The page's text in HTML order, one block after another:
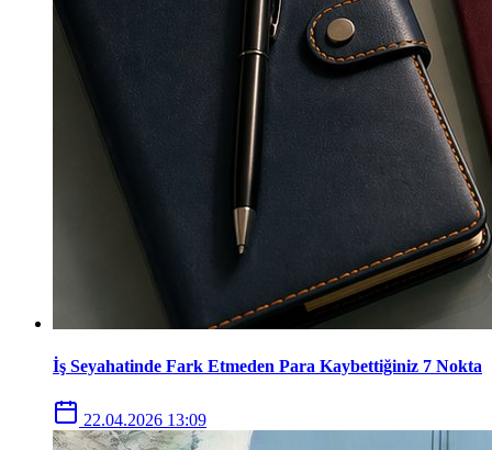
İş Seyahatinde Fark Etmeden Para Kaybettiğiniz 7 Nokta
22.04.2026 13:09